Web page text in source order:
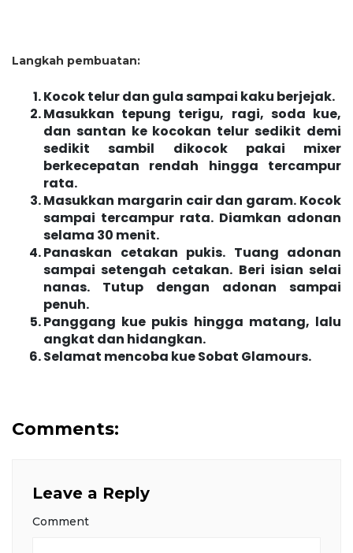
Langkah pembuatan:
Kocok telur dan gula sampai kaku berjejak.
Masukkan tepung terigu, ragi, soda kue,
dan santan ke kocokan telur sedikit demi
sedikit sambil dikocok pakai mixer
berkecepatan rendah hingga tercampur
rata.
Masukkan margarin cair dan garam. Kocok
sampai tercampur rata. Diamkan adonan
selama 30 menit.
Panaskan cetakan pukis. Tuang adonan
sampai setengah cetakan. Beri isian selai
nanas. Tutup dengan adonan sampai
penuh.
Panggang kue pukis hingga matang, lalu
angkat dan hidangkan.
Selamat mencoba kue Sobat Glamours.
Comments:
Leave a Reply
Comment